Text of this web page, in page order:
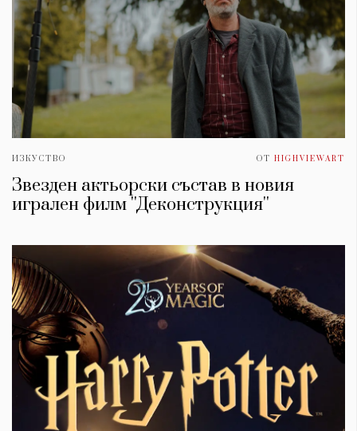
ИЗКУСТВО ОТ HIGHVIEWART
Звезден актьорски състав в новия
игрален филм ''Деконструкция''